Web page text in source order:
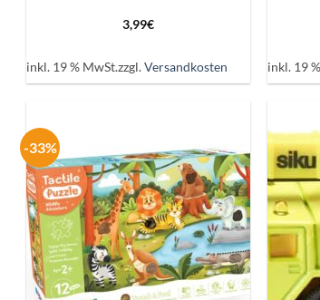
3,99€
inkl. 19 % MwSt.zzgl.Versandkosten inkl. 19
-33%
Auf die
Wunschliste